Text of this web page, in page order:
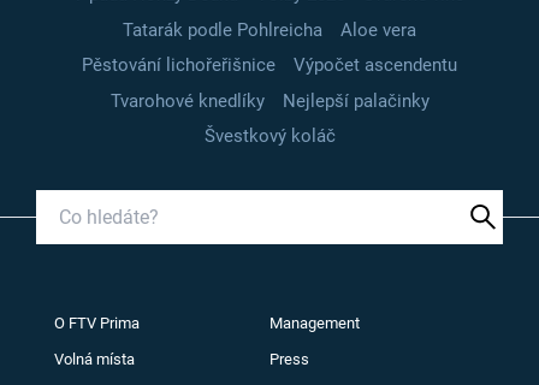
Tatarák podle Pohlreicha
Aloe vera
Pěstování lichořeřišnice
Výpočet ascendentu
Tvarohové knedlíky
Nejlepší palačinky
Švestkový koláč
O FTV Prima Management
Volná místa Press